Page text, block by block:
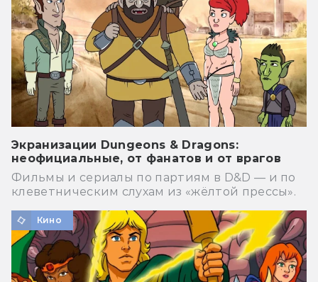
Экранизации Dungeons & Dragons:
неофициальные, от фанатов и от врагов
Фильмы и сериалы по партиям в D&D — и по
клеветническим слухам из «жёлтой прессы».
Кино